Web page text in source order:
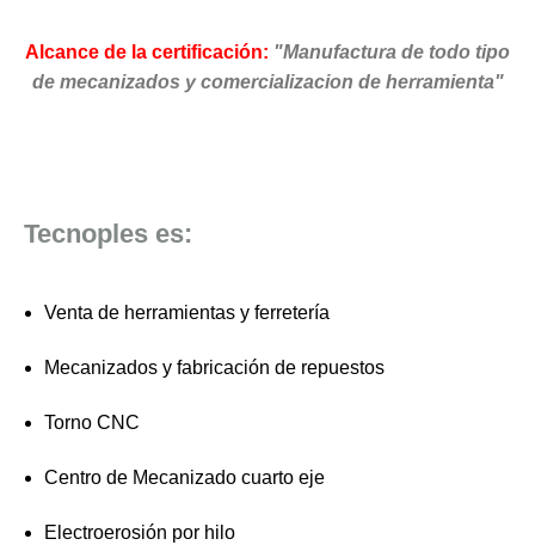
Alcance de la certificación: "Manufactura de todo tipo
de mecanizados y comercializacion de herramienta"
Tecnoples es:
Venta de herramientas y ferretería
Mecanizados y fabricación de repuestos
Torno CNC
Centro de Mecanizado cuarto eje
Electroerosión por hilo